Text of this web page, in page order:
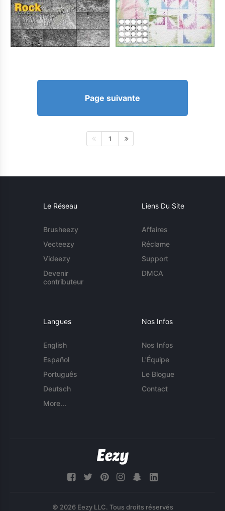
Page suivante
1
Le Réseau
Brusheezy
Vecteezy
Videezy
Devenir
contributeur
Liens Du Site
Affaires
Réclame
Support
DMCA
Langues
English
Español
Português
Deutsch
More...
Nos Infos
Nos Infos
L'Équipe
Le Blogue
Contact
© 2026 Eezy LLC. Tous droits réservés